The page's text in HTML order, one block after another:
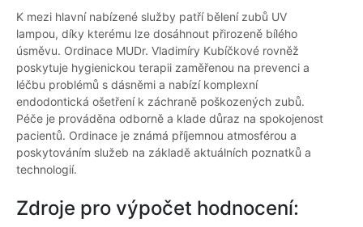
K mezi hlavní nabízené služby patří bělení zubů UV
lampou, díky kterému lze dosáhnout přirozeně bílého
úsměvu. Ordinace MUDr. Vladimíry Kubíčkové rovněž
poskytuje hygienickou terapii zaměřenou na prevenci a
léčbu problémů s dásněmi a nabízí komplexní
endodontická ošetření k záchraně poškozených zubů.
Péče je prováděna odborně a klade důraz na spokojenost
pacientů. Ordinace je známá příjemnou atmosférou a
poskytováním služeb na základě aktuálních poznatků a
technologií.
Zdroje pro výpočet hodnocení: